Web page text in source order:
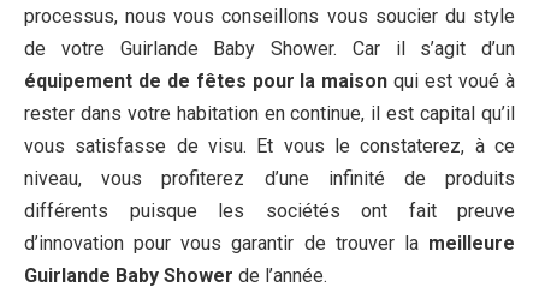
processus, nous vous conseillons vous soucier du style
de votre Guirlande Baby Shower. Car il s’agit d’un
équipement de de fêtes pour la maison qui est voué à
rester dans votre habitation en continue, il est capital qu’il
vous satisfasse de visu. Et vous le constaterez, à ce
niveau, vous profiterez d’une infinité de produits
différents puisque les sociétés ont fait preuve
d’innovation pour vous garantir de trouver la meilleure
Guirlande Baby Shower de l’année.